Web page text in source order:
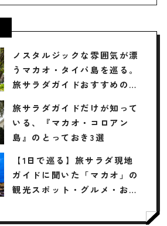
ノスタルジックな雰囲気が漂
うマカオ・タイパ島を巡る。
旅サラダガイドおすすめの穴
土産
旅サラダガイドだけが知って
いる、『マカオ・コロアン
島』のとっておき3選
【1日で巡る】旅サラダ現地
ガイドに聞いた「マカオ」の
観光スポット・グルメ・お土
た魅惑のエンタメシティ